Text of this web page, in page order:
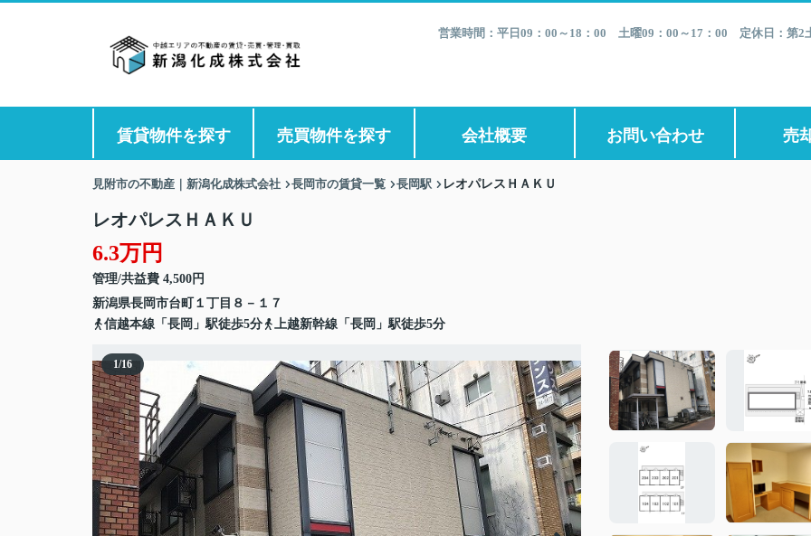
営業時間：平日09：00～18：00 土曜09：00～17：00 定休日：第
賃貸物件を探す 売買物件を探す 会社概要 お問い合わせ 売
見附市の不動産｜新潟化成株式会社 長岡市の賃貸一覧 長岡駅 レオパレスＨＡＫＵ
レオパレスＨＡＫＵ
6.3万円
管理/共益費 4,500円
新潟県長岡市台町
１丁目８－１７
信越本線「長岡」駅徒歩5分
上越新幹線「長岡」駅徒歩5分
1/16